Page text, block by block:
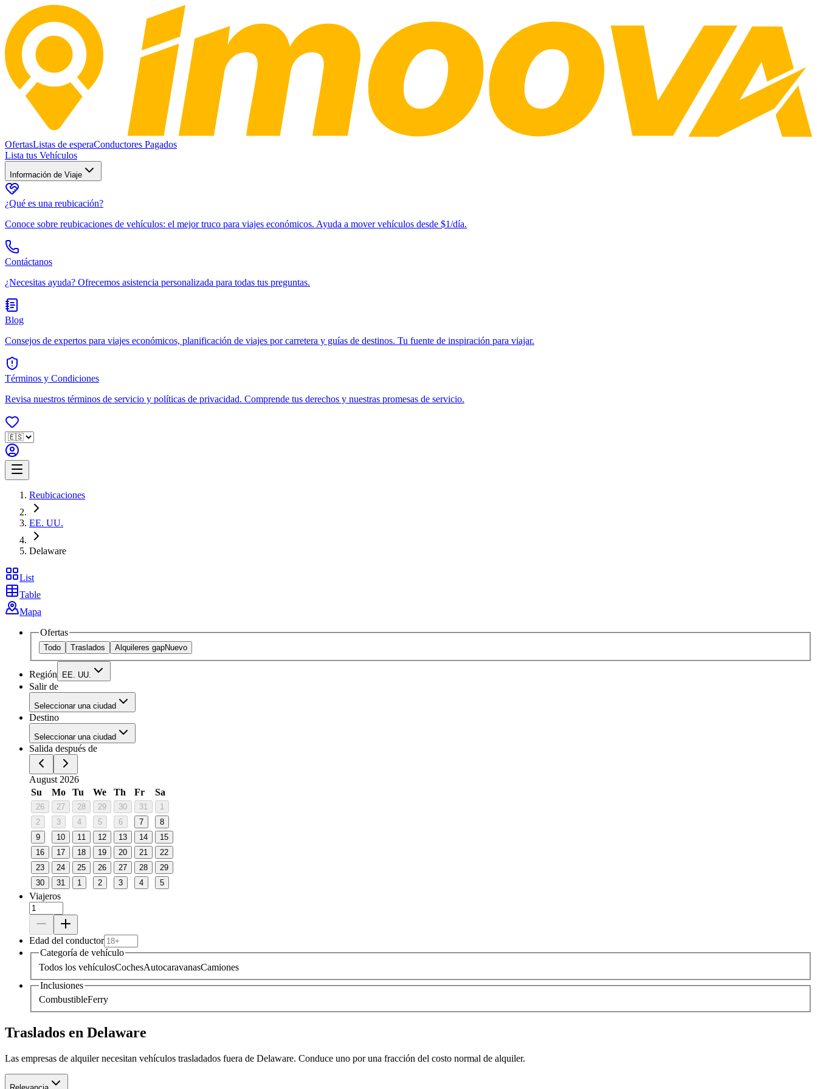
OfertasListas de esperaConductores Pagados
Lista tus Vehículos
Información de Viaje
¿Qué es una reubicación?
Conoce sobre reubicaciones de vehículos: el mejor truco para viajes económicos. Ayuda a mover vehículos desde $1/día.
Contáctanos
¿Necesitas ayuda? Ofrecemos asistencia personalizada para todas tus preguntas.
Blog
Consejos de expertos para viajes económicos, planificación de viajes por carretera y guías de destinos. Tu fuente de inspiración para viajar.
Términos y Condiciones
Revisa nuestros términos de servicio y políticas de privacidad. Comprende tus derechos y nuestras promesas de servicio.
Reubicaciones
EE. UU.
Delaware
List
Table
Mapa
Ofertas
Todo Traslados Alquileres gapNuevo
Región EE. UU.
Salir de
Seleccionar una ciudad
Destino
Seleccionar una ciudad
Salida después de
August 2026
Su
Mo Tu We Th Fr Sa
26 27 28 29 30 31
1
2
3 4 5 6 7
8
9
10 11 12 13 14
15
16
17 18 19 20 21
22
23
24 25 26 27 28
29
30
31 1 2 3 4 5
Viajeros
Edad del conductor
Categoría de vehículo
Todos los vehículosCochesAutocaravanasCamiones
Inclusiones
CombustibleFerry
Traslados en Delaware
Las empresas de alquiler necesitan vehículos trasladados fuera de Delaware. Conduce uno por una fracción del costo normal de alquiler.